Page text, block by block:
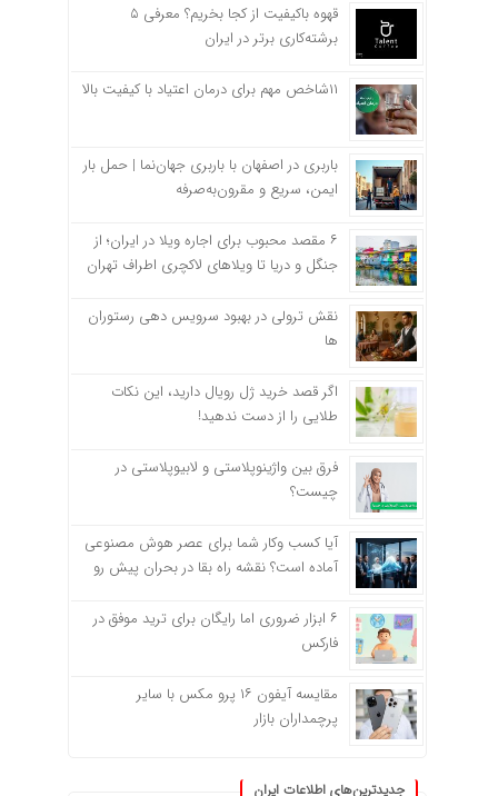
قهوه باکیفیت از کجا بخریم؟ معرفی ۵
برشته‌کاری برتر در ایران
۱۱شاخص مهم برای درمان اعتیاد با کیفیت بالا
باربری در اصفهان با باربری جهان‌نما | حمل بار
ایمن، سریع و مقرون‌به‌صرفه
۶ مقصد محبوب برای اجاره ویلا در ایران؛ از
جنگل و دریا تا ویلاهای لاکچری اطراف تهران
نقش ترولی در بهبود سرویس دهی رستوران
ها
اگر قصد خرید ژل رویال دارید، این نکات
طلایی را از دست ندهید!
فرق بین واژینوپلاستی و لابیوپلاستی در
چیست؟
آیا کسب وکار شما برای عصر هوش مصنوعی
آماده است؟ نقشه راه بقا در بحران پیش رو
۶ ابزار ضروری اما رایگان برای ترید موفق در
فارکس
مقایسه آیفون ۱۶ پرو مکس با سایر
پرچمداران بازار
جدیدترین‌های اطلاعات ایران